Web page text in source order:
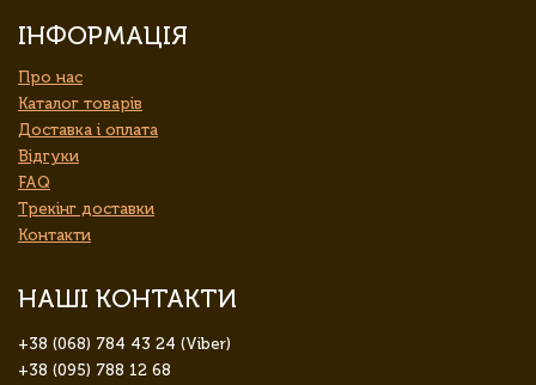
ІНФОРМАЦІЯ
Про нас
Каталог товарів
Доставка і оплата
Відгуки
FAQ
Трекінг доставки
Контакти
НАШІ КОНТАКТИ
+38 (068) 784 43 24 (Viber)
+38 (095) 788 12 68